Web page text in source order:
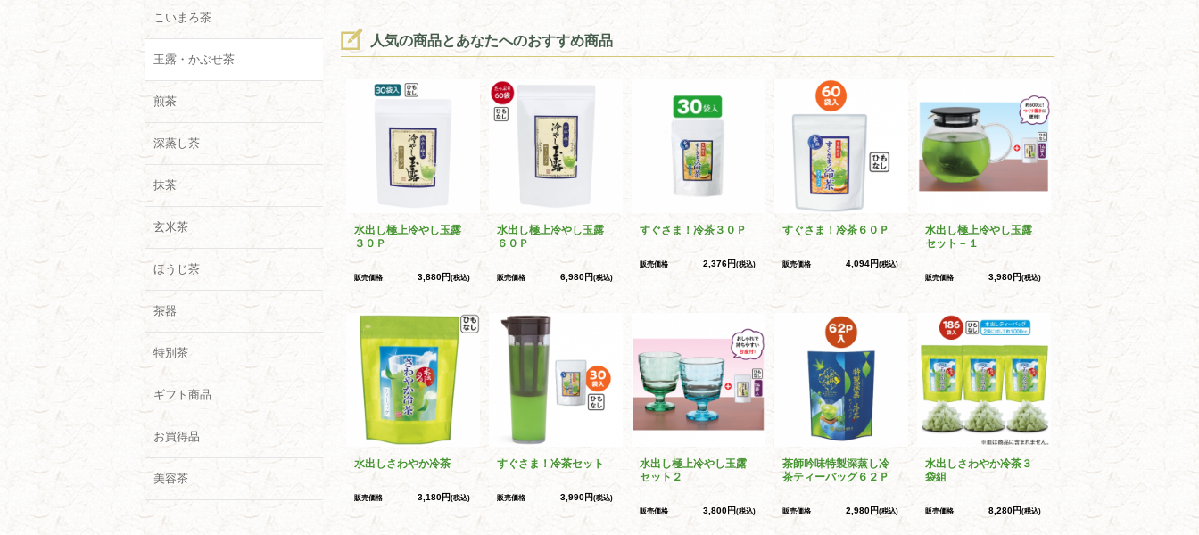
こいまろ茶
玉露・かぶせ茶
煎茶
深蒸し茶
抹茶
玄米茶
ほうじ茶
茶器
特別茶
ギフト商品
お買得品
美容茶
人気の商品とあなたへのおすすめ商品
水出し極上冷やし玉露
３０Ｐ
販売価格 3,880円(税込)
水出し極上冷やし玉露
６０Ｐ
販売価格 6,980円(税込)
すぐさま！冷茶３０Ｐ
販売価格 2,376円(税込)
すぐさま！冷茶６０Ｐ
販売価格 4,094円(税込)
水出し極上冷やし玉露
セット－１
販売価格 3,980円(税込)
水出しさわやか冷茶
販売価格 3,180円(税込)
すぐさま！冷茶セット
販売価格 3,990円(税込)
水出し極上冷やし玉露
セット２
販売価格 3,800円(税込)
茶師吟味特製深蒸し冷
茶ティーバッグ６２Ｐ
販売価格 2,980円(税込)
水出しさわやか冷茶３
袋組
販売価格 8,280円(税込)